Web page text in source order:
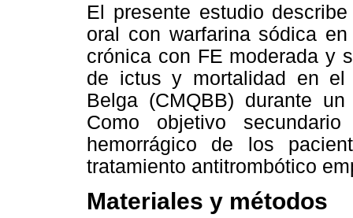
El presente estudio
oral con warfarina sódica
crónica con FE moderada y
de ictus y mortalidad en el
Belga (CMQBB) durante
Como objetivo
hemorrágico de los
tratamiento antitrombótico
Materiales y métodos